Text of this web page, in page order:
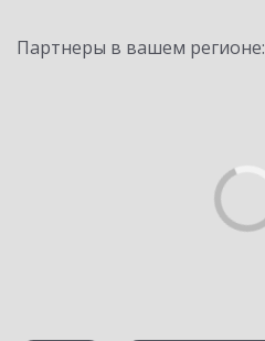
Партнеры в вашем регионе: